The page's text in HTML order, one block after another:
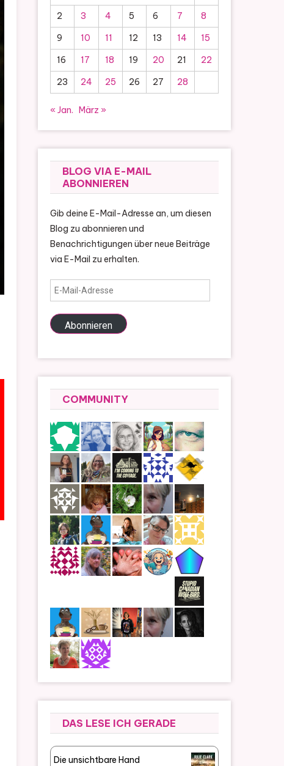
2
3 4 5 6 7
8
9
10 11 12 13 14
15
16
17 18 19 20 21
22
23
24 25 26 27 28
« Jan. März »
BLOG VIA E-MAIL
ABONNIEREN
Gib deine E-Mail-Adresse an, um diesen
Blog zu abonnieren und
Benachrichtigungen über neue Beiträge
via E-Mail zu erhalten.
E-
Mail-
Adresse
Abonnieren
COMMUNITY
DAS LESE ICH GERADE
Die unsichtbare Hand